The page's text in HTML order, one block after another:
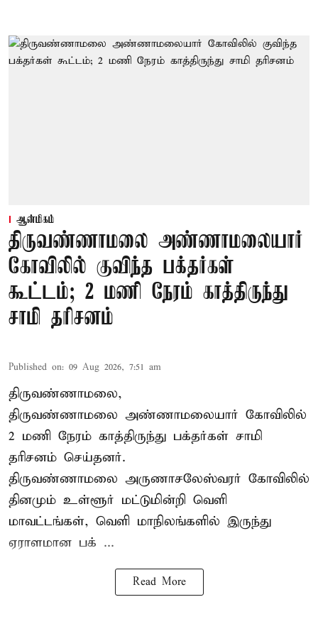
ஆன்மிகம்
திருவண்ணாமலை அண்ணாமலையார்
கோவிலில் குவிந்த பக்தர்கள்
கூட்டம்; 2 மணி நேரம் காத்திருந்து
சாமி தரிசனம்
Published on: 09 Aug 2026, 7:51 am
திருவண்ணாமலை,
திருவண்ணாமலை அண்ணாமலையார் கோவிலில்
2 மணி நேரம் காத்திருந்து பக்தர்கள் சாமி
தரிசனம் செய்தனர்.
திருவண்ணாமலை அருணாசலேஸ்வரர் கோவிலில்
தினமும் உள்ளூர் மட்டுமின்றி வெளி
மாவட்டங்கள், வெளி மாநிலங்களில் இருந்து
ஏராளமான பக் ...
Read More